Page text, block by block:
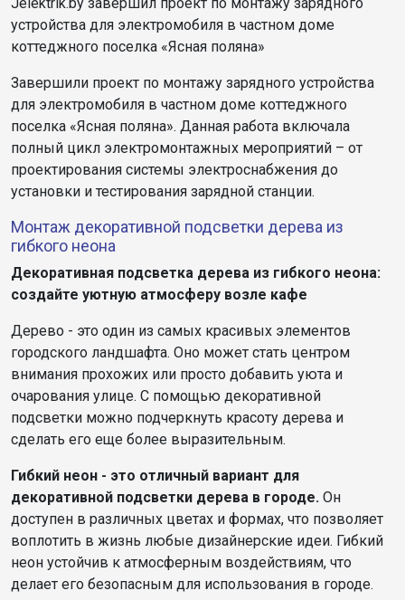
устройства для электромобиля в частном доме
коттеджного поселка «Ясная поляна»
Завершили проект по монтажу зарядного устройства
для электромобиля в частном доме коттеджного
поселка «Ясная поляна». Данная работа включала
полный цикл электромонтажных мероприятий – от
проектирования системы электроснабжения до
установки и тестирования зарядной станции.
Монтаж декоративной подсветки дерева из
гибкого неона
Декоративная подсветка дерева из гибкого неона:
создайте уютную атмосферу возле кафе
Дерево - это один из самых красивых элементов
городского ландшафта. Оно может стать центром
внимания прохожих или просто добавить уюта и
очарования улице. С помощью декоративной
подсветки можно подчеркнуть красоту дерева и
сделать его еще более выразительным.
Гибкий неон - это отличный вариант для
декоративной подсветки дерева в городе. Он
доступен в различных цветах и формах, что позволяет
воплотить в жизнь любые дизайнерские идеи. Гибкий
неон устойчив к атмосферным воздействиям, что
делает его безопасным для использования в городе.